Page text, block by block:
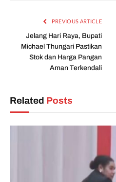
PREVIOUS ARTICLE
Jelang Hari Raya, Bupati
Michael Thungari Pastikan
Stok dan Harga Pangan
Aman Terkendali
Related Posts